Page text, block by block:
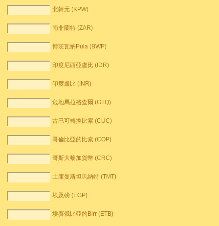
北韓元 (KPW)
南非蘭特 (ZAR)
博茨瓦納Pula (BWP)
印度尼西亞盧比 (IDR)
印度盧比 (INR)
危地馬拉格查爾 (GTQ)
古巴可轉換比索 (CUC)
哥倫比亞的比索 (COP)
哥斯大黎加貨幣 (CRC)
土庫曼斯坦馬納特 (TMT)
埃及磅 (EGP)
埃賽俄比亞的Birr (ETB)